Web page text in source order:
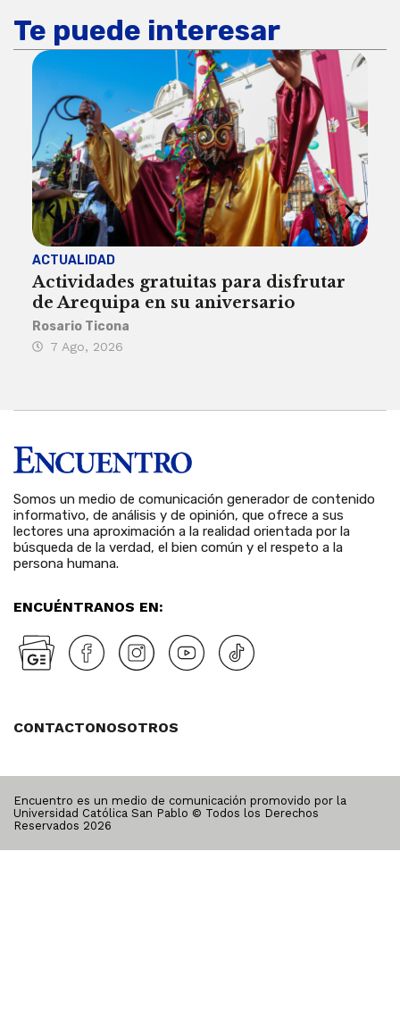
Te puede interesar
ACTUALIDAD
Actividades gratuitas para disfrutar
de Arequipa en su aniversario
Rosario Ticona
7 Ago, 2026
Somos un medio de comunicación generador de contenido
informativo, de análisis y de opinión, que ofrece a sus
lectores una aproximación a la realidad orientada por la
búsqueda de la verdad, el bien común y el respeto a la
persona humana.
ENCUÉNTRANOS EN:
CONTACTONOSOTROS
Encuentro es un medio de comunicación promovido por la
Universidad Católica San Pablo © Todos los Derechos
Reservados 2026